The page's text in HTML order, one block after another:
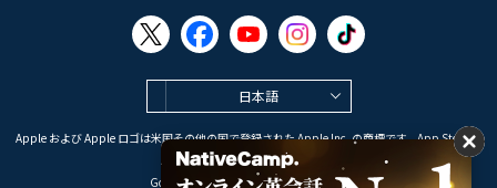
日本語
Apple および Apple ロゴは米国その他の国で登録された Apple Inc. の商標です。App Store は
Apple Inc. のサービスマークです。
Google Play は Google LLC の商標です。